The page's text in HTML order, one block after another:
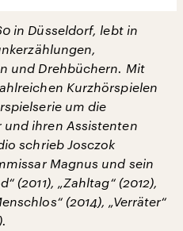
in Düsseldorf, lebt in
und Drehbüchern. Mit
Kurzhörspielen
um die
und ihren Assistenten
schrieb Josczok
Magnus und sein
(2011), „Zahltag“ (2012),
(2014), „Verräter“